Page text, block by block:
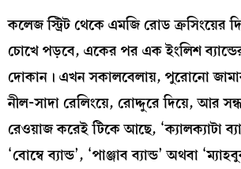
কলেজ স্ট্রিট থেকে এমজি রোড ক্রসিংয়ের
চোখে পড়বে, একের পর এক ইংলিশ
দোকান। এখন সকালবেলায়, পুরোনো
নীল-সাদা রেলিংয়ে, রোদ্দুরে দিয়ে, আর
রেওয়াজ করেই টিকে আছে, ‘ক্যালক্যাটা
‘বোম্বে ব্যান্ড’, ‘পাঞ্জাব ব্যান্ড’ অথবা